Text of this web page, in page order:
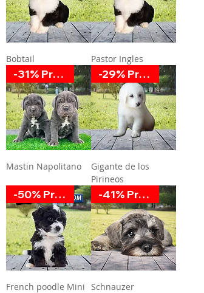
Bobtail Pastor Ingles
-31% Promoción
Mastin Napolitano
-29% Promoción
Gigante de los
Pirineos
-50% Promoción
French poodle Mini
-41% Promoción
Schnauzer